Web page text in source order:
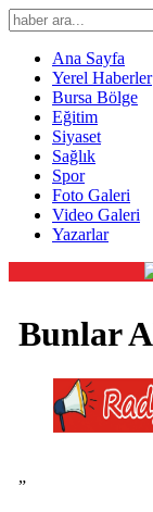
Ana Sayfa
Yerel Haberler
Bursa Bölge
Eğitim
Siyaset
Sağlık
Spor
Foto Galeri
Video Galeri
Yazarlar
Bunlar
”